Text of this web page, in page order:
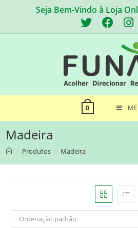
content
Seja Bem-Vindo à Loja
0
Madeira
> Produtos > Madeira
Ordenação padrão